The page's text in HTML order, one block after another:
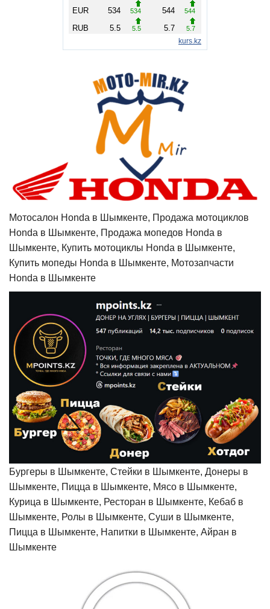
Мотосалон Honda в Шымкенте, Продажа мотоциклов
Honda в Шымкенте, Продажа мопедов Honda в
Шымкенте, Купить мотоциклы Honda в Шымкенте,
Купить мопеды Honda в Шымкенте, Мотозапчасти
Honda в Шымкенте
Бургеры в Шымкенте, Стейки в Шымкенте, Донеры в
Шымкенте, Пицца в Шымкенте, Мясо в Шымкенте,
Курица в Шымкенте, Ресторан в Шымкенте, Кебаб в
Шымкенте, Ролы в Шымкенте, Суши в Шымкенте,
Пицца в Шымкенте, Напитки в Шымкенте, Айран в
Шымкенте